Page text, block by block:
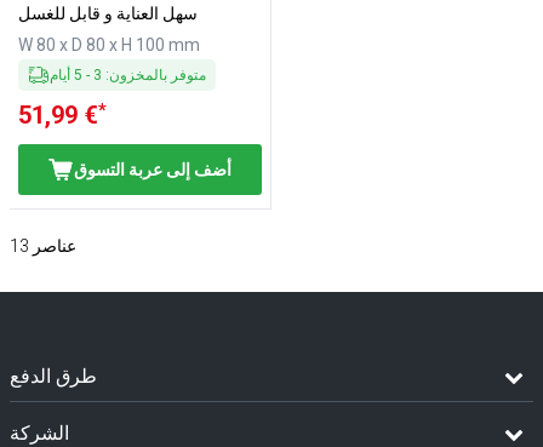
سهل العناية و قابل للغسل
W 80 x D 80 x H 100 mm
متوفر بالمخزون:
3
-
5 أيام
51,99 €*
أضف إلى عربة التسوق
13 عناصر
طرق الدفع
الشركة